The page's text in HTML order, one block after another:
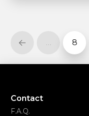
Prev … 8
Contact
F.A.Q.